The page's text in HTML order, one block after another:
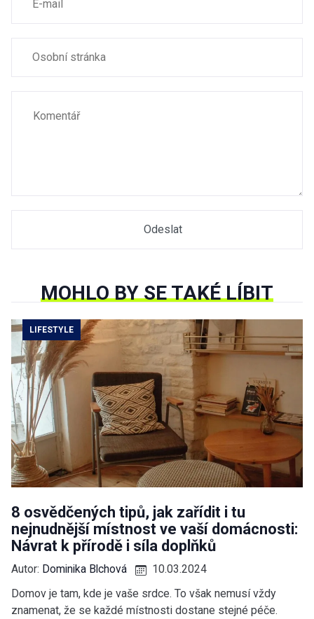
MOHLO BY SE TAKÉ LÍBIT
LIFESTYLE
8 osvědčených tipů, jak zařídit i tu
nejnudnější místnost ve vaší domácnosti:
Návrat k přírodě i síla doplňků
Autor: Dominika Blchová
10.03.2024
Domov je tam, kde je vaše srdce. To však nemusí vždy
znamenat, že se každé místnosti dostane stejné péče.